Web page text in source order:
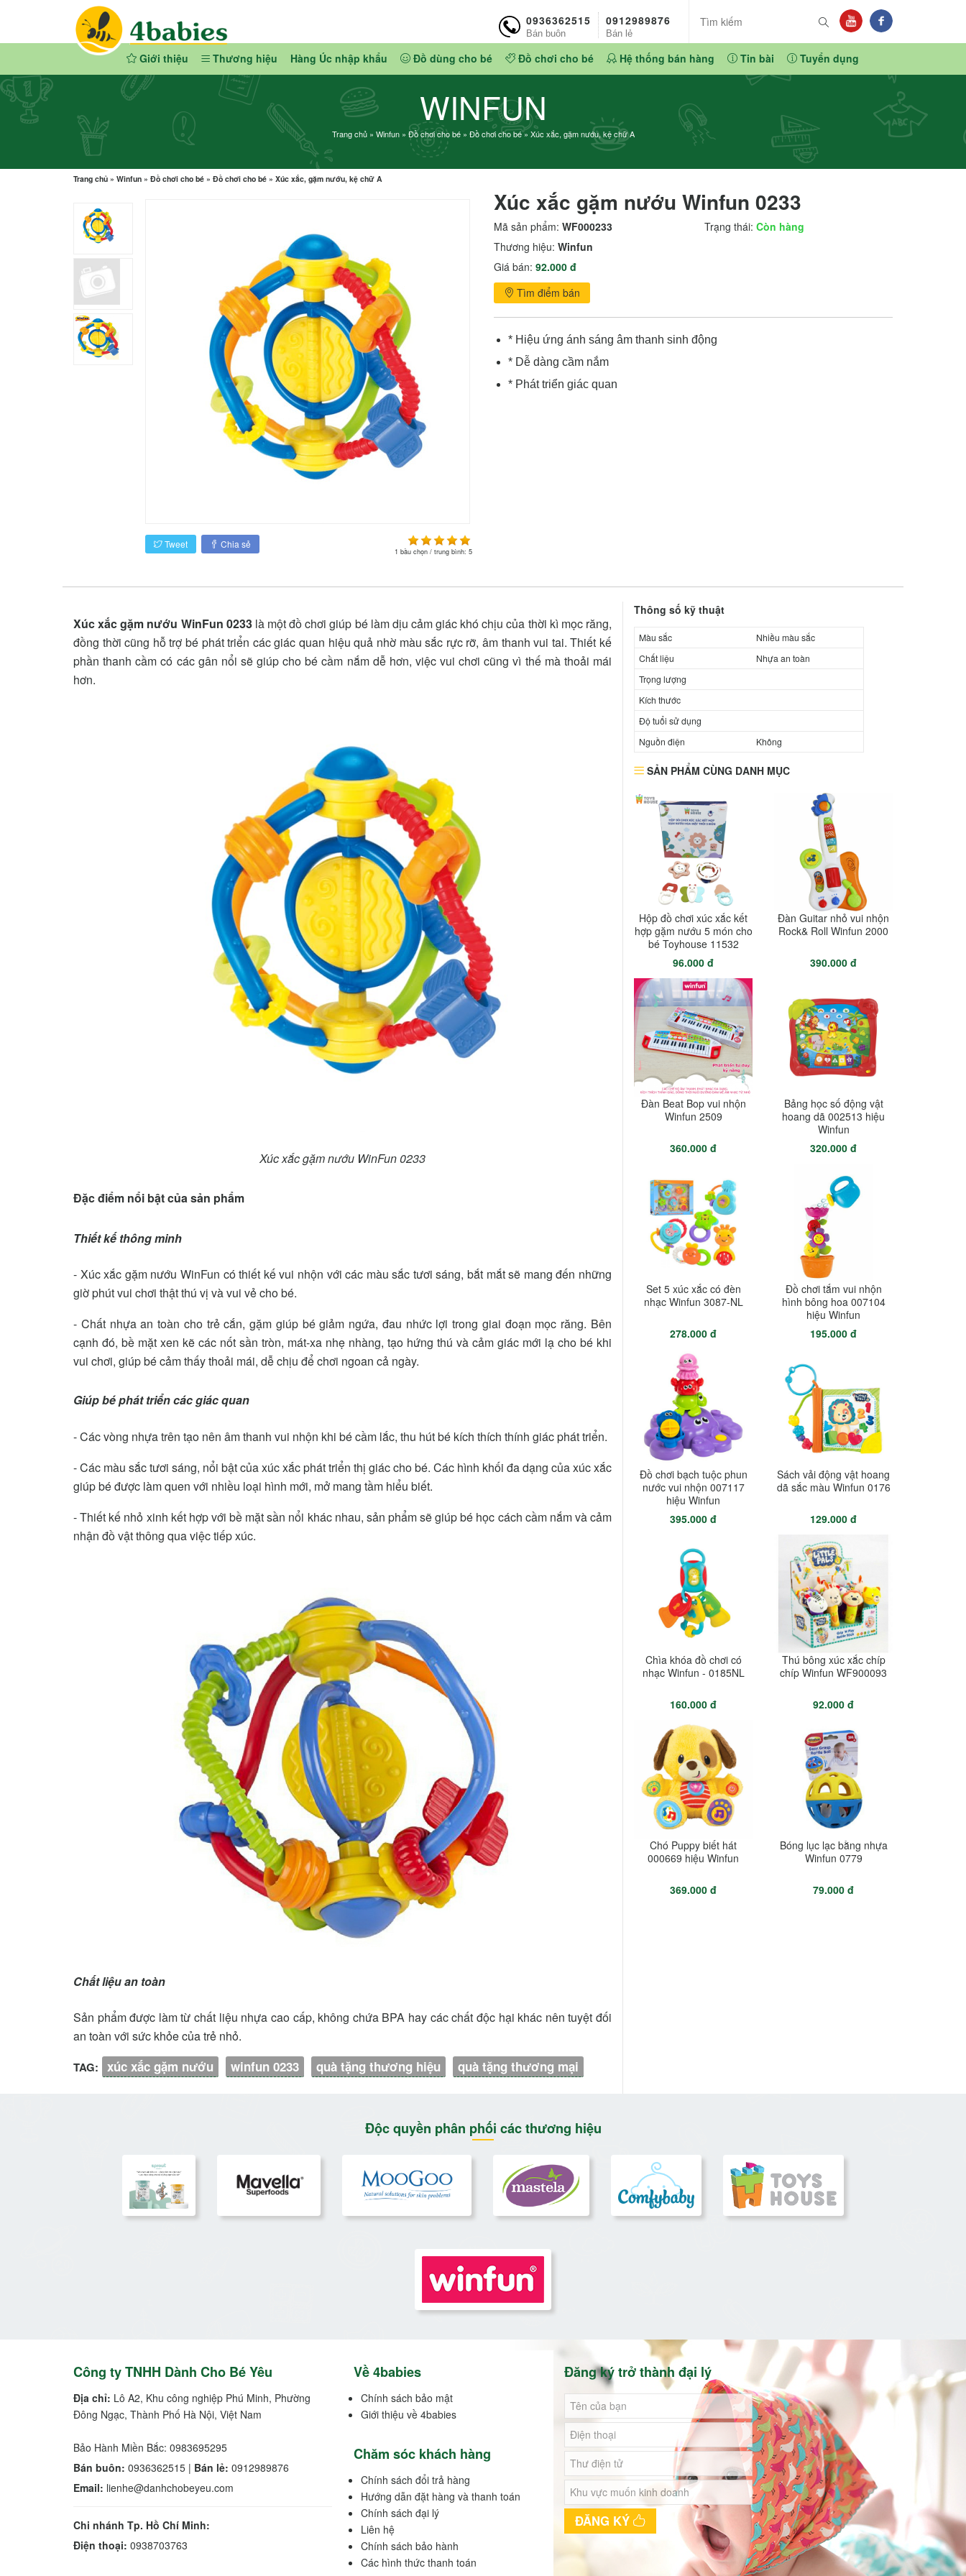
0936362515
Bán buôn
0912989876
Bán lẻ
Giới thiệu Thương hiệu Hàng Úc nhập khẩu Đồ dùng cho bé Đồ chơi cho bé Hệ thống bán hàng Tin bài Tuyển dụng
WINFUN
Trang chủ» Winfun» Đồ chơi cho bé» Đồ chơi cho bé» Xúc xắc, gặm nướu, kệ chữ A
Trang chủ » Winfun » Đồ chơi cho bé » Đồ chơi cho bé » Xúc xắc, gặm nướu, kệ chữ A
Xúc xắc gặm nướu Winfun 0233
Mã sản phẩm: WF000233 Trạng thái: Còn hàng
Thương hiệu: Winfun
Giá bán: 92.000 đ
Tìm điểm bán
1 bầu chọn / trung bình: 5
Tweet Chia sẻ
* Hiệu ứng ánh sáng âm thanh sinh động
* Dễ dàng cầm nắm
* Phát triển giác quan
Xúc xắc gặm nướu WinFun 0233là một đồ chơi giúp bé làm dịu cảm giác khó chịu của thời kì mọc răng,
đồng thời cũng hỗ trợ bé phát triển các giác quan hiệu quả nhờ màu sắc rực rỡ, âm thanh vui tai. Thiết kế
phần thanh cầm có các gân nổi sẽ giúp cho bé cầm nắm dễ hơn, việc vui chơi cũng vì thế mà thoải mái
hơn.
Xúc xắc gặm nướu WinFun 0233
Đặc điểm nổi bật của sản phẩm
Thiết kế thông minh
- Xúc xắc gặm nướu WinFun có thiết kế vui nhộn với các màu sắc tươi sáng, bắt mắt sẽ mang đến những
giờ phút vui chơi thật thú vị và vui vẻ cho bé.
- Chất nhựa an toàn cho trẻ cắn, gặm giúp bé giảm ngứa, đau nhức lợi trong giai đoạn mọc răng. Bên
cạnh đó, bề mặt xen kẽ các nốt sần tròn, mát-xa nhẹ nhàng, tạo hứng thú và cảm giác mới lạ cho bé khi
vui chơi, giúp bé cảm thấy thoải mái, dễ chịu để chơi ngoan cả ngày.
Giúp bé phát triển các giác quan
- Các vòng nhựa trên tạo nên âm thanh vui nhộn khi bé cầm lắc, thu hút bé kích thích thính giác phát triển.
- Các màu sắc tươi sáng, nổi bật của xúc xắc phát triển thị giác cho bé. Các hình khối đa dạng của xúc xắc
giúp bé được làm quen với nhiều loại hình mới, mở mang tầm hiểu biết.
- Thiết kế nhỏ xinh kết hợp với bề mặt sần nổi khác nhau, sản phẩm sẽ giúp bé học cách cầm nắm và cảm
nhận đồ vật thông qua việc tiếp xúc.
Chất liệu an toàn
Sản phẩm được làm từ chất liệu nhựa cao cấp, không chứa BPA hay các chất độc hại khác nên tuyệt đối
an toàn với sức khỏe của trẻ nhỏ.
TAG: xúc xắc gặm nướu winfun 0233 quà tặng thương hiệu quà tặng thương mại
Thông số kỹ thuật
Màu sắc
Nhiều màu sắc
Chất liệu
Nhựa an toàn
Trọng lượng
Kích thước
Độ tuổi sử dụng
Nguồn điện
Không
SẢN PHẨM CÙNG DANH MỤC
Hộp đồ chơi xúc xắc kết
hợp gặm nướu 5 món cho
bé Toyhouse 11532
96.000 đ
Đàn Guitar nhỏ vui nhộn
Rock& Roll Winfun 2000
390.000 đ
Đàn Beat Bop vui nhộn
Winfun 2509
360.000 đ
Bảng học số động vật
hoang dã 002513 hiệu
Winfun
320.000 đ
Set 5 xúc xắc có đèn
nhạc Winfun 3087-NL
278.000 đ
Đồ chơi tắm vui nhộn
hình bông hoa 007104
hiệu Winfun
195.000 đ
Đồ chơi bạch tuộc phun
nước vui nhộn 007117
hiệu Winfun
395.000 đ
Sách vải động vật hoang
dã sắc màu Winfun 0176
129.000 đ
Chìa khóa đồ chơi có
nhạc Winfun - 0185NL
160.000 đ
Thú bông xúc xắc chíp
chíp Winfun WF900093
92.000 đ
Chó Puppy biết hát
000669 hiệu Winfun
369.000 đ
Bóng lục lạc bằng nhựa
Winfun 0779
79.000 đ
Độc quyền phân phối các thương hiệu
Đăng ký trở thành đại lý
ĐĂNG KÝ
Về 4babies
Chính sách bảo mật
Giới thiệu về 4babies
Chăm sóc khách hàng
Chính sách đổi trả hàng
Hướng dẫn đặt hàng và thanh toán
Chính sách đại lý
Liên hệ
Chính sách bảo hành
Các hình thức thanh toán
Công ty TNHH Dành Cho Bé Yêu
Địa chỉ: Lô A2, Khu công nghiệp Phú Minh, Phường
Đông Ngạc, Thành Phố Hà Nội, Việt Nam
Bảo Hành Miền Bắc: 0983695295
Bán buôn: 0936362515 | Bán lẻ: 0912989876
Email: lienhe@danhchobeyeu.com
Chi nhánh Tp. Hồ Chí Minh:
Điện thoại: 0938703763